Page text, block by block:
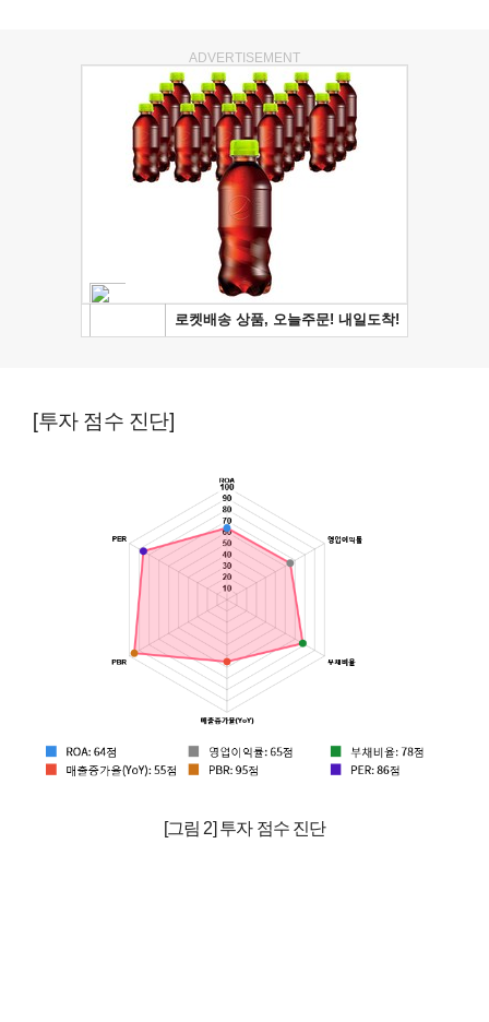
ADVERTISEMENT
[투자 점수 진단]
[그림 2] 투자 점수 진단